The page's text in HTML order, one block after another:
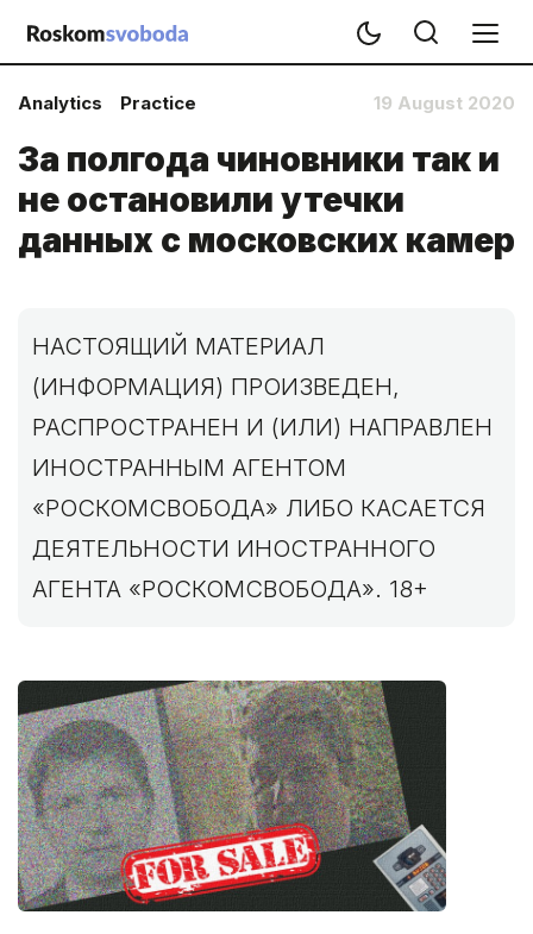
Analytics Practice 19 August 2020
За полгода чиновники так и
не остановили утечки
данных с московских камер
НАСТОЯЩИЙ МАТЕРИАЛ
(ИНФОРМАЦИЯ) ПРОИЗВЕДЕН,
РАСПРОСТРАНЕН И (ИЛИ) НАПРАВЛЕН
ИНОСТРАННЫМ АГЕНТОМ
«РОСКОМСВОБОДА» ЛИБО КАСАЕТСЯ
ДЕЯТЕЛЬНОСТИ ИНОСТРАННОГО
АГЕНТА «РОСКОМСВОБОДА». 18+